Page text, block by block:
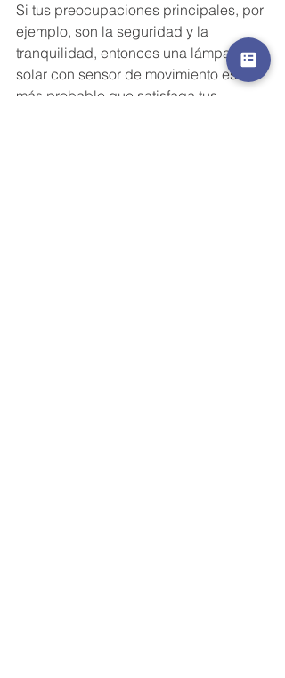
Si tus preocupaciones principales, por
ejemplo, son la seguridad y la
tranquilidad, entonces una lámpara
solar con sensor de movimiento es
más probable que satisfaga tus